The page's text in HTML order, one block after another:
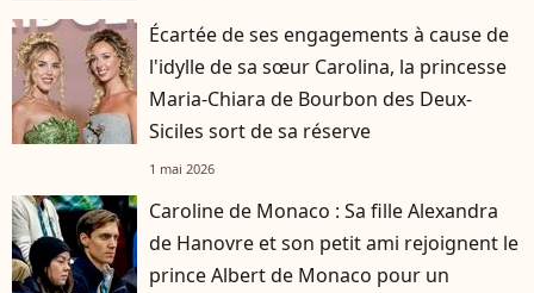
Écartée de ses engagements à cause de
l'idylle de sa sœur Carolina, la princesse
Maria-Chiara de Bourbon des Deux-
Siciles sort de sa réserve
1 mai 2026
Caroline de Monaco : Sa fille Alexandra
de Hanovre et son petit ami rejoignent le
prince Albert de Monaco pour un